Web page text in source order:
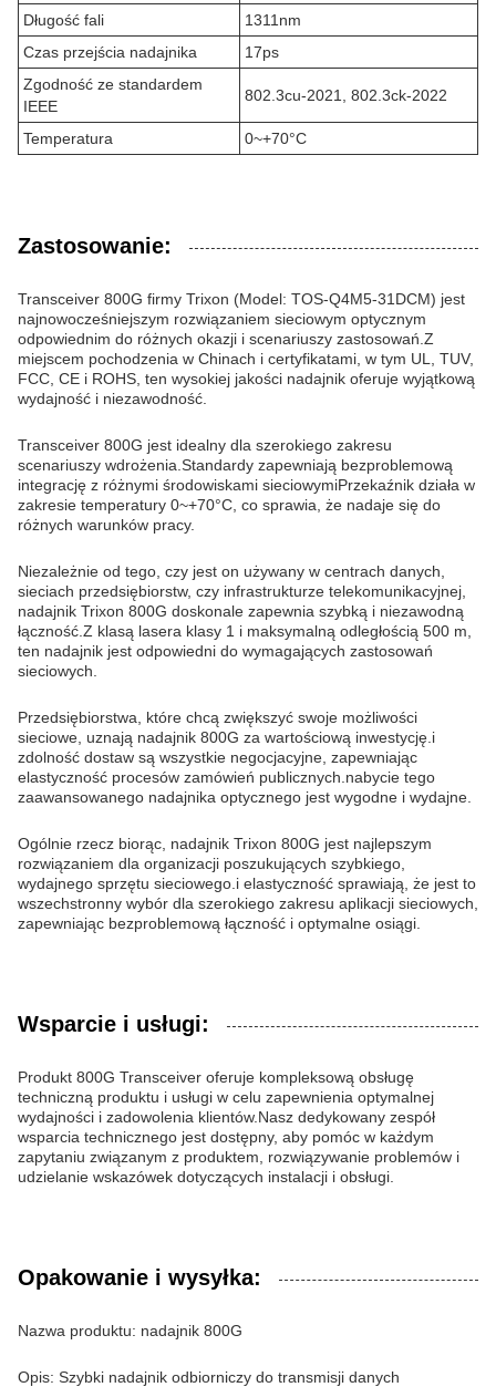
Długość fali
1311nm
Czas przejścia nadajnika
17ps
Zgodność ze standardem
IEEE
802.3cu-2021, 802.3ck-2022
Temperatura 0~+70°C
Zastosowanie:
Transceiver 800G firmy Trixon (Model: TOS-Q4M5-31DCM) jest
najnowocześniejszym rozwiązaniem sieciowym optycznym
odpowiednim do różnych okazji i scenariuszy zastosowań.Z
miejscem pochodzenia w Chinach i certyfikatami, w tym UL, TUV,
FCC, CE i ROHS, ten wysokiej jakości nadajnik oferuje wyjątkową
wydajność i niezawodność.
Transceiver 800G jest idealny dla szerokiego zakresu
scenariuszy wdrożenia.Standardy zapewniają bezproblemową
integrację z różnymi środowiskami sieciowymiPrzekaźnik działa w
zakresie temperatury 0~+70°C, co sprawia, że nadaje się do
różnych warunków pracy.
Niezależnie od tego, czy jest on używany w centrach danych,
sieciach przedsiębiorstw, czy infrastrukturze telekomunikacyjnej,
nadajnik Trixon 800G doskonale zapewnia szybką i niezawodną
łączność.Z klasą lasera klasy 1 i maksymalną odległością 500 m,
ten nadajnik jest odpowiedni do wymagających zastosowań
sieciowych.
Przedsiębiorstwa, które chcą zwiększyć swoje możliwości
sieciowe, uznają nadajnik 800G za wartościową inwestycję.i
zdolność dostaw są wszystkie negocjacyjne, zapewniając
elastyczność procesów zamówień publicznych.nabycie tego
zaawansowanego nadajnika optycznego jest wygodne i wydajne.
Ogólnie rzecz biorąc, nadajnik Trixon 800G jest najlepszym
rozwiązaniem dla organizacji poszukujących szybkiego,
wydajnego sprzętu sieciowego.i elastyczność sprawiają, że jest to
wszechstronny wybór dla szerokiego zakresu aplikacji sieciowych,
zapewniając bezproblemową łączność i optymalne osiągi.
Wsparcie i usługi:
Produkt 800G Transceiver oferuje kompleksową obsługę
techniczną produktu i usługi w celu zapewnienia optymalnej
wydajności i zadowolenia klientów.Nasz dedykowany zespół
wsparcia technicznego jest dostępny, aby pomóc w każdym
zapytaniu związanym z produktem, rozwiązywanie problemów i
udzielanie wskazówek dotyczących instalacji i obsługi.
Opakowanie i wysyłka:
Nazwa produktu: nadajnik 800G
Opis: Szybki nadajnik odbiorniczy do transmisji danych